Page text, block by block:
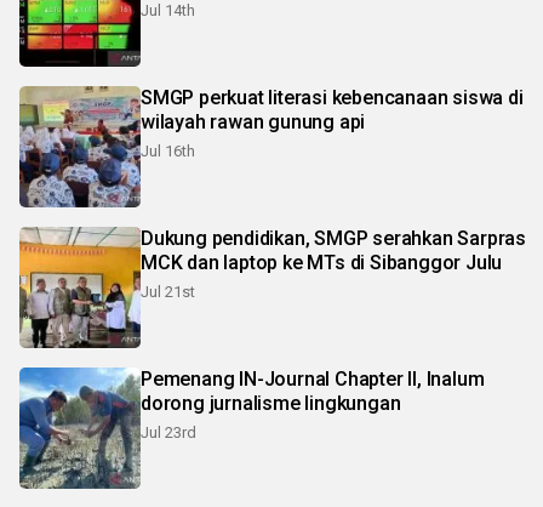
Jul 14th
SMGP perkuat literasi kebencanaan siswa di
wilayah rawan gunung api
Jul 16th
Dukung pendidikan, SMGP serahkan Sarpras
MCK dan laptop ke MTs di Sibanggor Julu
Jul 21st
Pemenang IN-Journal Chapter II, Inalum
dorong jurnalisme lingkungan
Jul 23rd